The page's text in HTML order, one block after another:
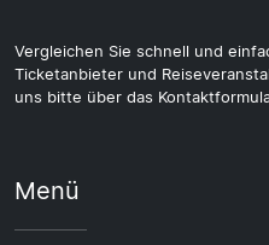
Vergleichen Sie schnell und
Ticketanbieter und
uns bitte über das
Menü